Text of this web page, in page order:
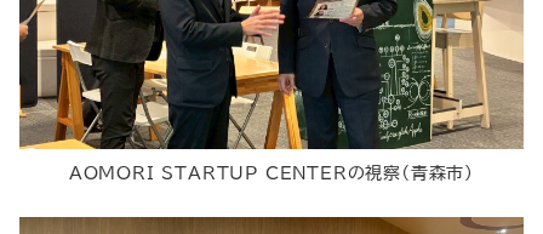
AOMORI STARTUP CENTERの視察（青森市）